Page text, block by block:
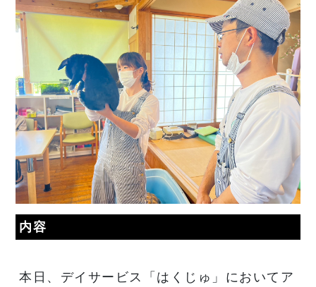
内容
本日、デイサービス「はくじゅ」においてア